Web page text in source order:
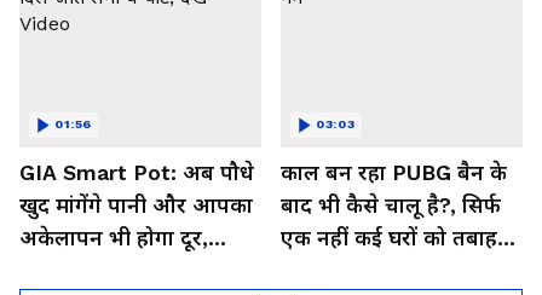
GIA Smart Pot: अब पौधे
खुद मांगेंगे पानी और आपका
अकेलापन भी होगा दूर,
01:56
काल बन रहा PUBG बैन के
बाद भी कैसे चालू है?, सिर्फ
एक नहीं कई घरों को तबाह
03:03